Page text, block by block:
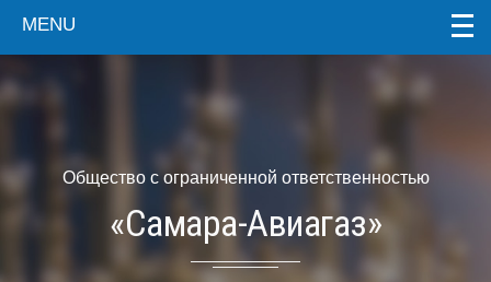
MENU
Общество с ограниченной ответственностью
«Самара-Авиагаз»